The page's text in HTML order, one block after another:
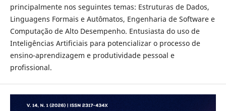
principalmente nos seguintes temas: Estruturas de Dados,
Linguagens Formais e Autômatos, Engenharia de Software e
Computação de Alto Desempenho. Entusiasta do uso de
Inteligências Artificiais para potencializar o processo de
ensino-aprendizagem e produtividade pessoal e
profissional.